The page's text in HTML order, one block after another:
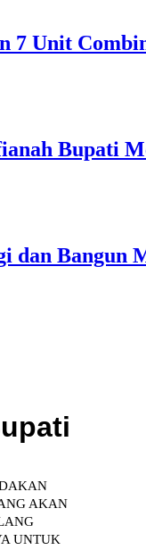
7 Unit
Bupati
dan Bangun